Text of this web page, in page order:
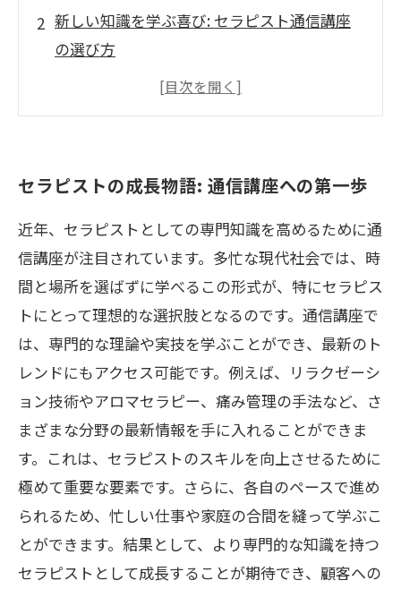
新しい知識を学ぶ喜び: セラピスト通信講座
の選び方
自分のペースで学ぶ: 通信講座の魅力とは
専門知識の重要性: セラピストとしてのスキ
成長を実感する瞬間: 通信講座で得られる実
未来を拓くセラピスト: 新しい技術とトレン
ドの習得
人を癒す力を高める: セラピスト通信講座の
効果と成果
セラピストの成長物語: 通信講座への第一歩
近年、セラピストとしての専門知識を高めるために通
信講座が注目されています。多忙な現代社会では、時
間と場所を選ばずに学べるこの形式が、特にセラピス
トにとって理想的な選択肢となるのです。通信講座で
は、専門的な理論や実技を学ぶことができ、最新のト
レンドにもアクセス可能です。例えば、リラクゼーシ
ョン技術やアロマセラピー、痛み管理の手法など、さ
まざまな分野の最新情報を手に入れることができま
す。これは、セラピストのスキルを向上させるために
極めて重要な要素です。さらに、各自のペースで進め
られるため、忙しい仕事や家庭の合間を縫って学ぶこ
とができます。結果として、より専門的な知識を持つ
セラピストとして成長することが期待でき、顧客への